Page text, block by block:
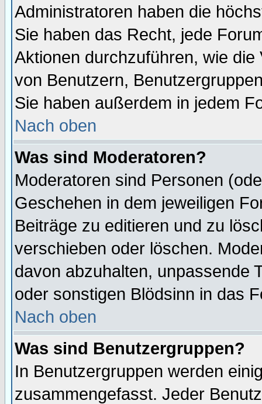
Administratoren haben die
Sie haben das Recht, jede
Aktionen durchzuführen, wie
von Benutzern,
Sie haben außerdem in jedem
Nach oben
Was sind Moderatoren?
Moderatoren sind Personen
Geschehen in dem jeweiligen
Beiträge zu editieren und zu
verschieben oder löschen.
davon abzuhalten, unpassende
oder sonstigen Blödsinn in das
Nach oben
Was sind Benutzergruppen?
In Benutzergruppen werden
zusammengefasst. Jeder